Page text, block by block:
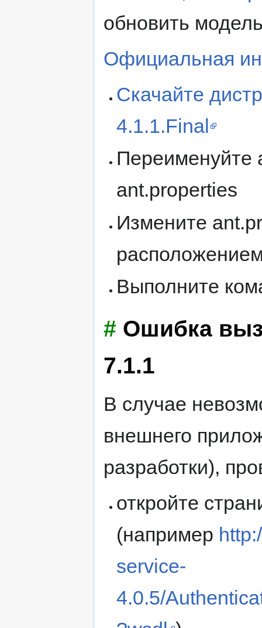
обновить
Официальная
Скачайте
4.1.1.Final
Переименуйте
ant.properties
Измените
Выполните
# Ошибка
7.1.1
В случае
внешнего
разработки),
откройте
(например
service-
4.0.5/